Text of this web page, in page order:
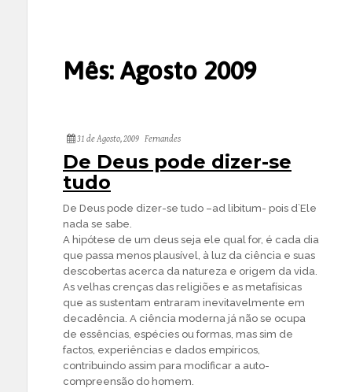
Mês: Agosto 2009
31 de Agosto, 2009 Fernandes
De Deus pode dizer-se
tudo
De Deus pode dizer-se tudo –ad libitum- pois d`Ele
nada se sabe.
A hipótese de um deus seja ele qual for, é cada dia
que passa menos plausível, à luz da ciência e suas
descobertas acerca da natureza e origem da vida.
As velhas crenças das religiões e as metafísicas
que as sustentam entraram inevitavelmente em
decadência. A ciência moderna já não se ocupa
de essências, espécies ou formas, mas sim de
factos, experiências e dados empíricos,
contribuindo assim para modificar a auto-
compreensão do homem.